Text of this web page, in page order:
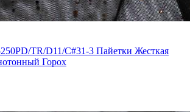
TR/D11/C#31-3 Пайетки Жесткая
Горох